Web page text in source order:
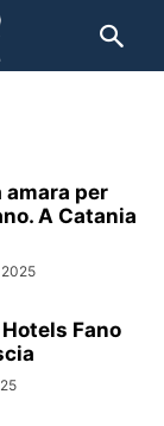
per
A Catania
Fano